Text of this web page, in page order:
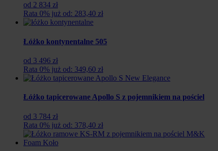
od 2 834 zł
Rata 0% już od: 283,40 zł
Łóżko kontynentalne 505
od 3 496 zł
Rata 0% już od: 349,60 zł
Łóżko tapicerowane Apollo S z pojemnikiem na pościel
od 3 784 zł
Rata 0% już od: 378,40 zł